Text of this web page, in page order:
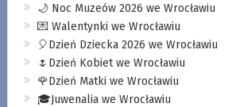
🌙 Noc Muzeów 2026 we Wrocławiu
💌 Walentynki we Wrocławiu
🎈Dzień Dziecka 2026 we Wrocławiu
🌷Dzień Kobiet we Wrocławiu
🌹Dzień Matki we Wrocławiu
🎓Juwenalia we Wrocławiu